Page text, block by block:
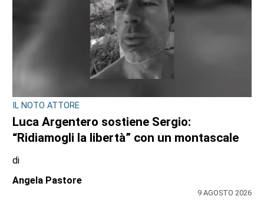
INIZIATIVA AL GRAN PARADISO
Corpi in quota al Rifugio Jervis: teatro,
yoga e musica tra le vette di Ceresole